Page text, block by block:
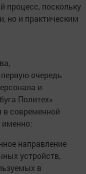
процесс, поскольку
но и практическим
очередь
и
Политех»
в современной
направление
устройств,
в